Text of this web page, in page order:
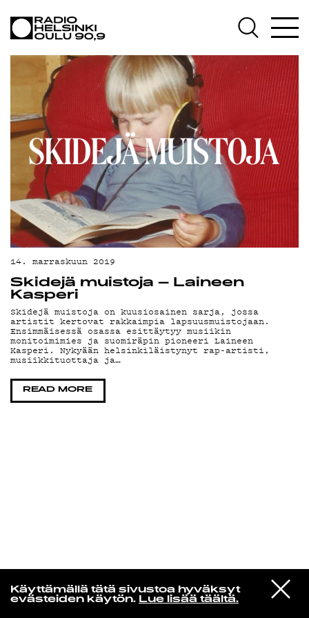
Käyttämällä tätä sivustoa hyväksyt
evästeiden käytön. Lue lisää täältä.
VIESTI
STUDIOON
Florence Adooni
Mam Pe'ela Su'ure
AJANKOHTAISTA
OHJELMAT
TEKIJÄT
ON-DEMAND
PODCAST
MAINOSTA
YHTEYSTIEDOT
G LIVELAB
YSTÄVÄKLUBI
TIETOSUOJA
KIRJAUDU SISÄÄN
14. marraskuun 2019
Skidejä muistoja – Laineen
Kasperi
Skidejä muistoja on kuusiosainen sarja, jossa
artistit kertovat rakkaimpia lapsuusmuistojaan.
Ensimmäisessä osassa esittäytyy musiikin
monitoimimies ja suomiräpin pioneeri Laineen
Kasperi. Nykyään helsinkiläistynyt rap-artisti,
musiikkituottaja ja…
READ MORE